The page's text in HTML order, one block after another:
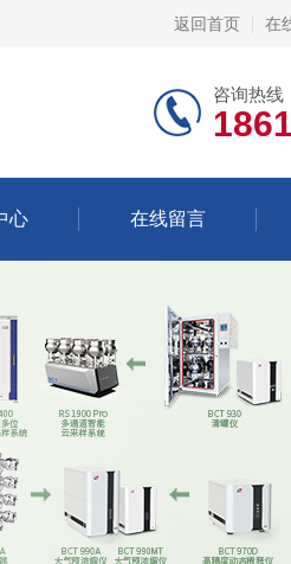
返回首页 在
咨询热线
心 在线留言